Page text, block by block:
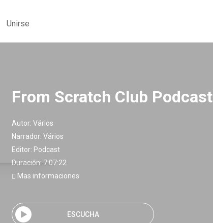
Unirse
From Scratch Club Podcast
Autor: Vários
Narrador: Vários
Editor: Podcast
Duración: 7:07:22
Mas informaciones
ESCUCHA